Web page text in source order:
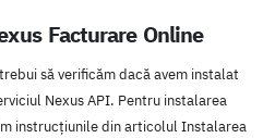
Facturare Online
să verificăm dacă avem instalat
Nexus API. Pentru instalarea
instrucţiunile din articolul Instalarea